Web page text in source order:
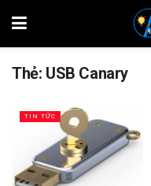
Thẻ: USB Canary
TIN TỨC